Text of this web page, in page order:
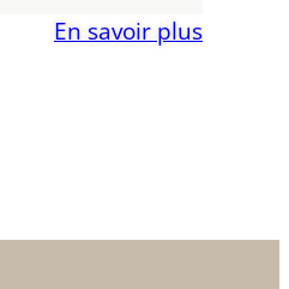
En savoir plus